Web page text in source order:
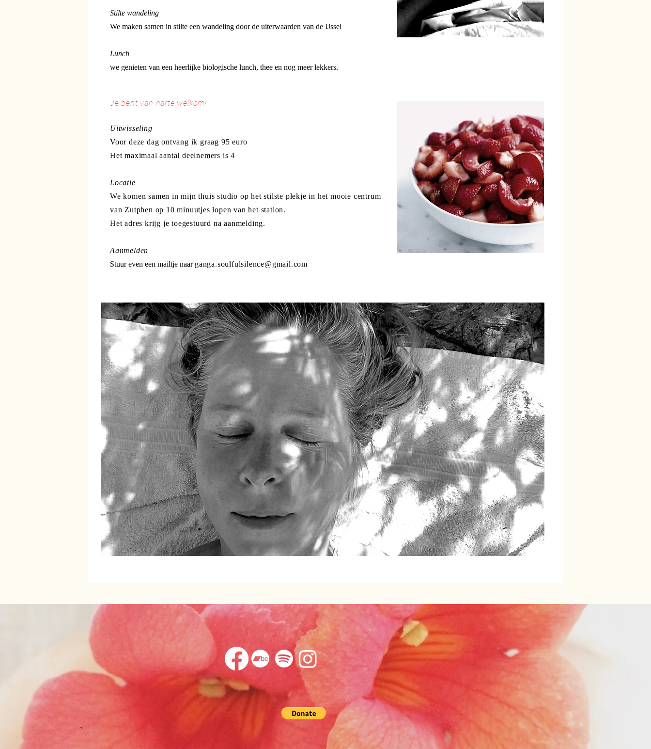
Stilte wandeling
We maken samen in stilte een wandeling door de uiterwaarden van de IJssel
Lunch
we genieten van een heerlijke biologische lunch, thee en nog meer lekkers.
Je bent van harte welkom!
Uitwisseling
Voor deze dag ontvang ik graag 95 euro
Het maximaal aantal deelnemers is 4
Locatie
We komen samen in mijn thuis studio op het stilste plekje in het mooie centrum
van Zutphen op 10 minuutjes lopen van het station.
Het adres krijg je toegestuurd na aanmelding.
Aanmelden
Stuur even een mailtje naar ganga.soulfulsilence@gmail.com